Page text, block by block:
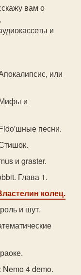
вам о
и
или
и
песни.
и graster.
Глава 1.
колец.
и шут.
4 demo.